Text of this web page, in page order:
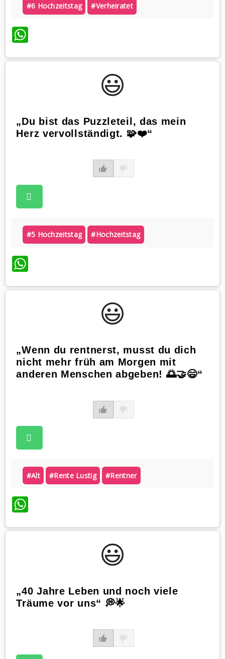
#6 Hochzeitstag #verheiratet
WhatsApp
😃️
„Du bist das Puzzleteil, das mein
Herz vervollständigt. 🧩❤️“
#5 Hochzeitstag #hochzeitstag
WhatsApp
😃️
„Wenn du rentnerst, musst du dich
nicht mehr früh am Morgen mit
anderen Menschen abgeben! 🌅🤝😄“
#alt #rente Lustig #rentner
WhatsApp
😃️
„40 Jahre Leben und noch viele
Träume vor uns“ 💭🌟